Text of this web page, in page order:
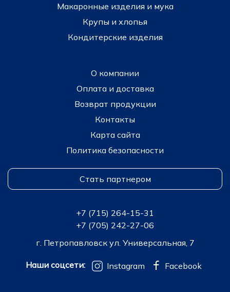
Макаронные изделия и мука
Крупы и хлопья
Кондитерские изделия
О компании
Оплата и доставка
Возврат продукции
Контакты
Карта сайта
Политика безопасности
Стать партнером
+7 (715) 264-15-31
+7 (705) 242-27-06
г. Петропавловск ул. Универсальная, 7
Наши соцсети: Instagram Facebook